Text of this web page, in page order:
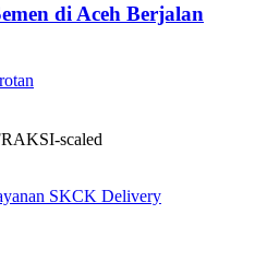
di Aceh Berjalan
SKCK Delivery